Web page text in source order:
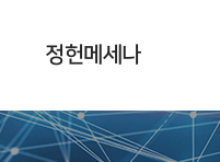
정헌메세나
개요